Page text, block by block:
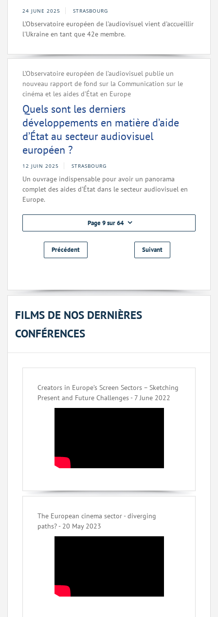
24 JUNE 2025 STRASBOURG
L'Observatoire européen de l'audiovisuel vient d'accueillir
l'Ukraine en tant que 42e membre.
L’Observatoire européen de l’audiovisuel publie un
nouveau rapport de fond sur la Communication sur le
cinéma et les aides d’État en Europe
Quels sont les derniers
développements en matière d’aide
d’État au secteur audiovisuel
européen ?
12 JUIN 2025 STRASBOURG
Un ouvrage indispensable pour avoir un panorama
complet des aides d’État dans le secteur audiovisuel en
Europe.
Page 9 sur 64
Précédent Suivant
FILMS DE NOS DERNIÈRES
CONFÉRENCES
Creators in Europe’s Screen Sectors – Sketching
Present and Future Challenges - 7 June 2022
The European cinema sector - diverging
paths? - 20 May 2023